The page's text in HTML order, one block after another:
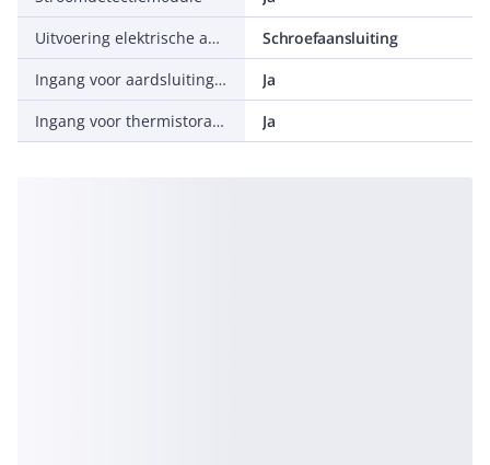
Uitvoering elektrische aansluiting voor hulp- en stuurstroomcircuit
Schroefaansluiting
Ingang voor aardsluitingsdetectie
Ja
Ingang voor thermistoraansluiting
Ja